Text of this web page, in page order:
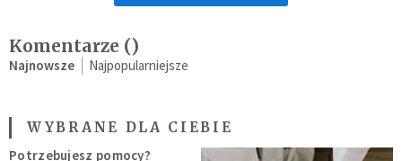
Komentarze ()
Najnowsze Najpopularniejsze
WYBRANE DLA CIEBIE
Potrzebujesz pomocy?